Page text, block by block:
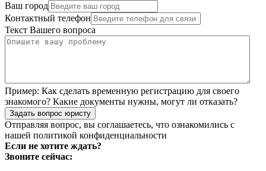
Ваш город
Контактный телефон
Текст Вашего вопроса
Пример: Как сделать временную регистрацию для своего
знакомого? Какие документы нужны, могут ли отказать?
Задать вопрос юристу
Отправляя вопрос, вы соглашаетесь, что ознакомились с
нашей политикой конфиденциальности
Если не хотите ждать?
Звоните сейчас: